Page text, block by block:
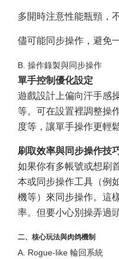
多開時注意性能瓶頸，
儘可能同步操作，避免
B. 操作錄製與同步操作
單手控制優化設定
遊戲設計上偏向汗手感
等。可在設置裡調整操
度等，讓單手操作更輕鬆
刷取效率與同步操作技
如果你有多帳號或想刷
本或同步操作工具（例
機等）來同步操作。這
率。但要小心別操弄過
二、核心玩法與肉鸽機制
A. Rogue-like 輪回系統